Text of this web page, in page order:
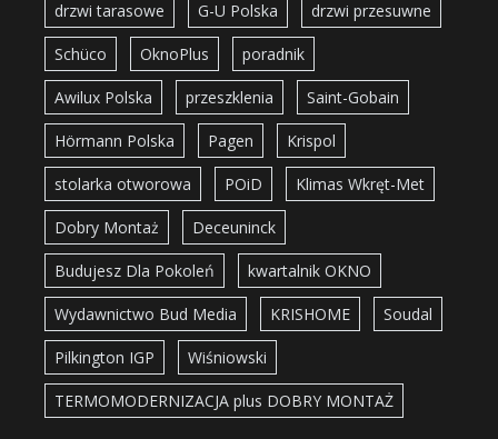
drzwi tarasowe G-U Polska drzwi przesuwne
Schüco OknoPlus poradnik
Awilux Polska przeszklenia Saint-Gobain
Hörmann Polska Pagen Krispol
stolarka otworowa POiD Klimas Wkręt-Met
Dobry Montaż Deceuninck
Budujesz Dla Pokoleń kwartalnik OKNO
Wydawnictwo Bud Media KRISHOME Soudal
Pilkington IGP Wiśniowski
TERMOMODERNIZACJA plus DOBRY MONTAŻ